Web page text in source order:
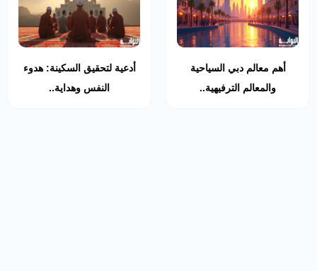
أهم معالم دبي السياحية
والمعالم الترفيهية..
أدعية لتحقيق السكينة: هدوء
النفس وهداية..